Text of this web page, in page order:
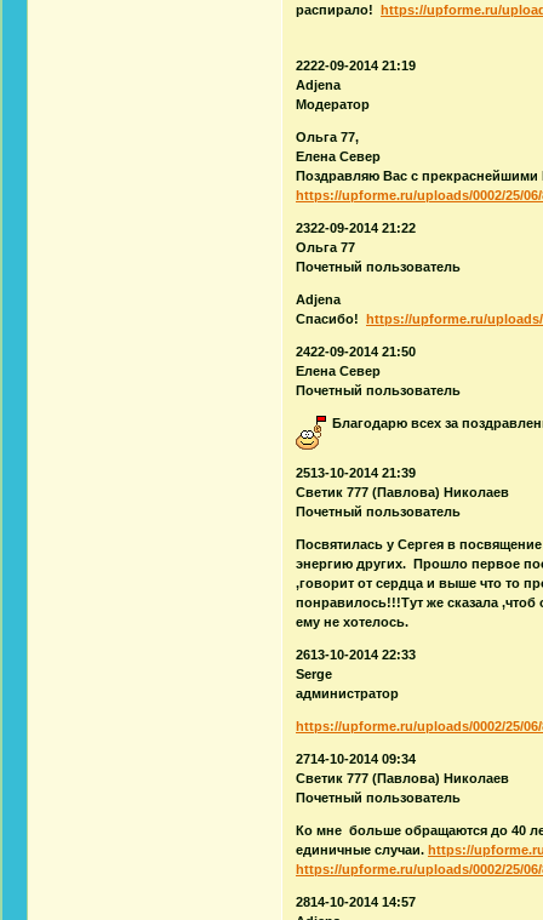
распирало!https://upforme.ru/
2222-09-2014 21:19
Adjena
Модератор
Ольга 77,
Елена Север
Поздравляю Вас с
https://upforme.ru/uploads/0002/25/
2322-09-2014 21:22
Ольга 77
Почетный пользователь
Adjena
Спасибо!https://upforme.ru/uploads/
2422-09-2014 21:50
Елена Север
Почетный пользователь
Благодарю всех за
2513-10-2014 21:39
Светик 777 (Павлова) Николаев
Почетный пользователь
Посвятилась у Сергея в
энергию других. Прошло первое
,говорит от сердца и выше что то
понравилось!!!Тут же сказала
ему не хотелось.
2613-10-2014 22:33
Serge
администратор
https://upforme.ru/uploads/0002/25/
2714-10-2014 09:34
Светик 777 (Павлова) Николаев
Почетный пользователь
Ко мне больше обращаются до 40
единичные случаи.https://
https://upforme.ru/uploads/0002/25/
2814-10-2014 14:57